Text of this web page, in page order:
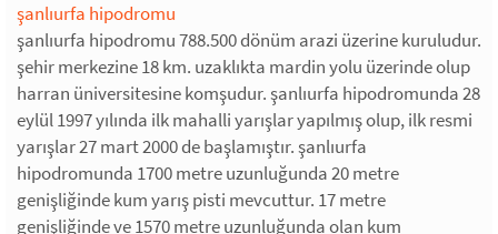
şanlıurfa hipodromu
şanlıurfa hipodromu 788.500 dönüm arazi üzerine kuruludur.
şehir merkezine 18 km. uzaklıkta mardin yolu üzerinde olup
harran üniversitesine komşudur. şanlıurfa hipodromunda 28
eylül 1997 yılında ilk mahalli yarışlar yapılmış olup, ilk resmi
yarışlar 27 mart 2000 de başlamıştır. şanlıurfa
hipodromunda 1700 metre uzunluğunda 20 metre
genişliğinde kum yarış pisti mevcuttur. 17 metre
genişliğinde ve 1570 metre uzunluğunda olan kum